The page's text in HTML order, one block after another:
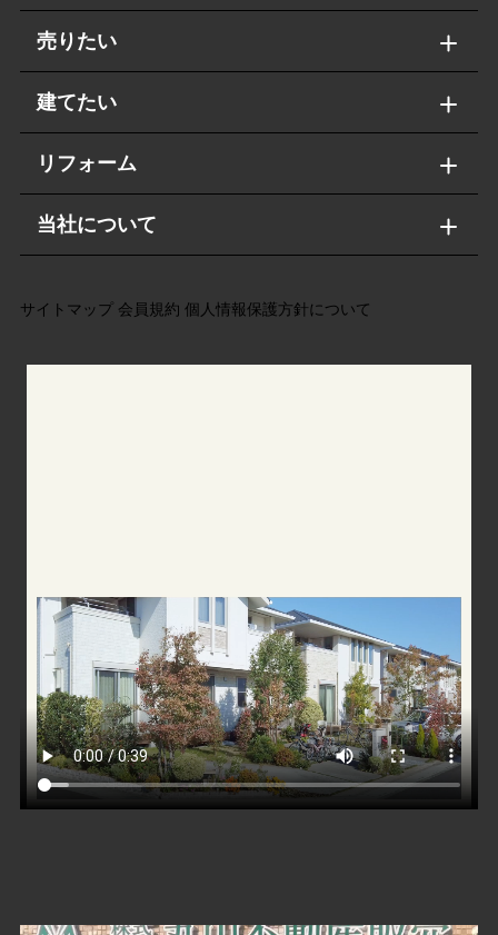
売りたい
建てたい
リフォーム
当社について
サイトマップ 会員規約 個人情報保護方針について